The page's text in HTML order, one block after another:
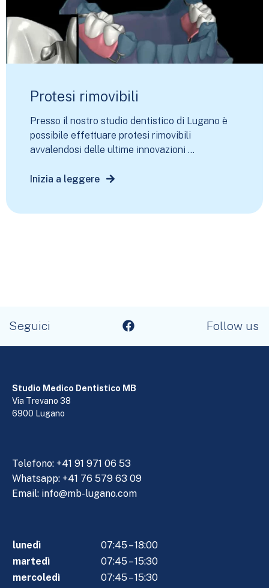
Protesi rimovibili
Presso il nostro studio dentistico di Lugano è
possibile effettuare protesi rimovibili
avvalendosi delle ultime innovazioni ...
Inizia a leggere
Seguici Follow us
Studio Medico Dentistico MB
Via Trevano 38
6900 Lugano
Telefono: +41 91 971 06 53
Whatsapp: +41 76 579 63 09
Email: info@mb-lugano.com
lunedì
07:45 – 18:00
martedì
07:45 – 15:30
mercoledì
07:45 – 15:30